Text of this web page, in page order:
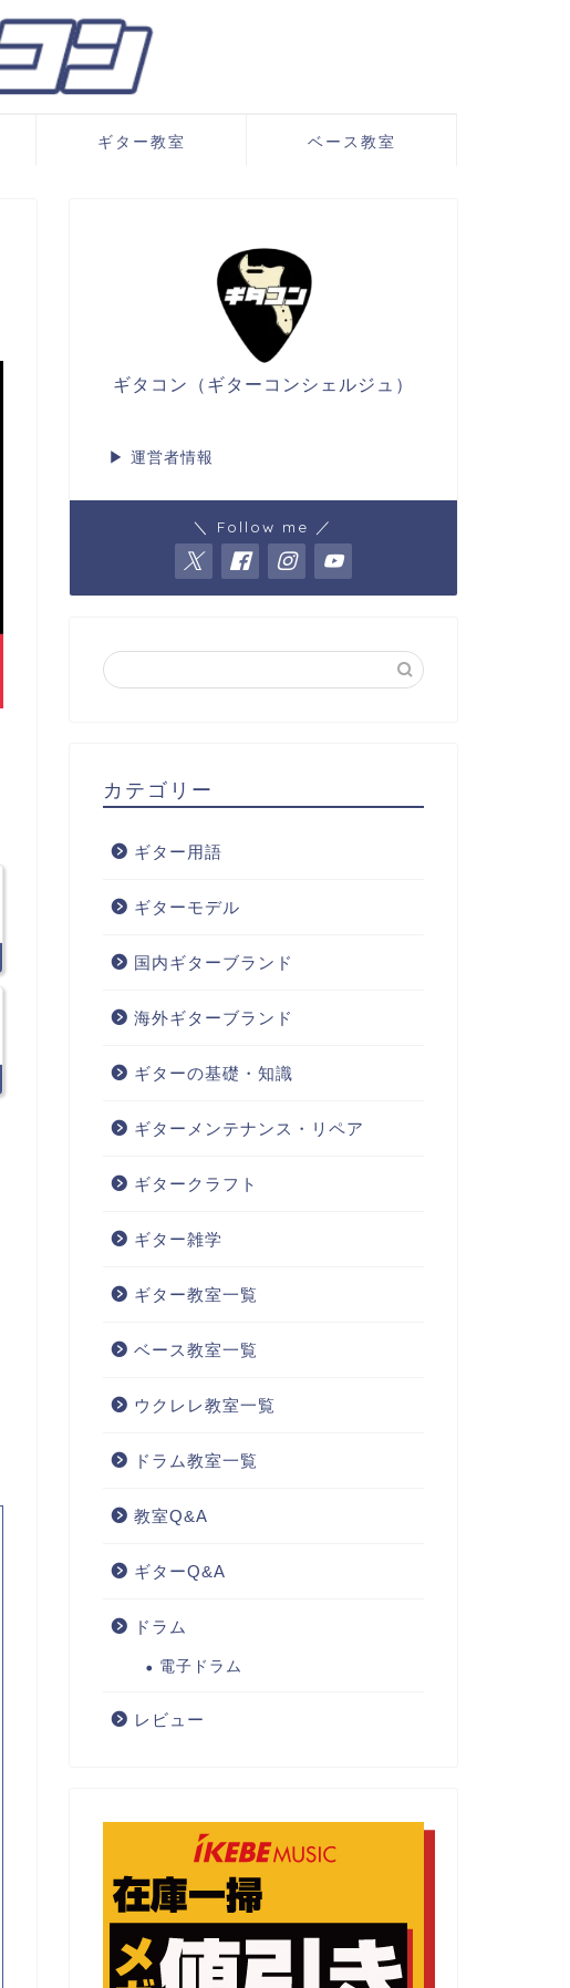
ギター教室 ベース教室
ギタコン（ギターコンシェルジュ）
▶ 運営者情報
＼ Follow me ／
カテゴリー
ギター用語
ギターモデル
国内ギターブランド
海外ギターブランド
ギターの基礎・知識
ギターメンテナンス・リペア
ギタークラフト
ギター雑学
ギター教室一覧
ベース教室一覧
ウクレレ教室一覧
ドラム教室一覧
教室Q&A
ギターQ&A
ドラム
電子ドラム
レビュー